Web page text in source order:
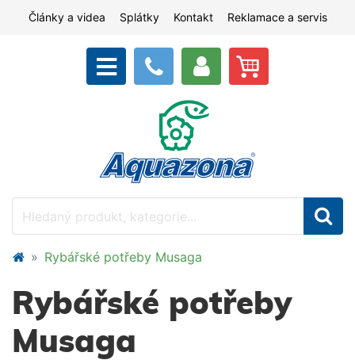
Články a videa Splátky Kontakt Reklamace a servis
Rybářské potřeby Musaga
Rybářské potřeby
Musaga